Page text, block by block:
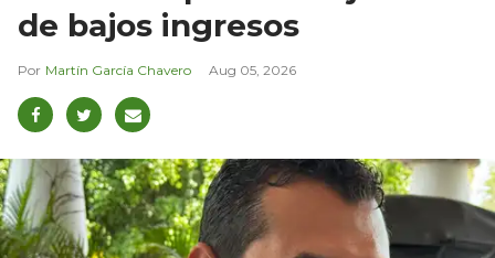
de bajos ingresos
Martín García Chavero Aug 05, 2026